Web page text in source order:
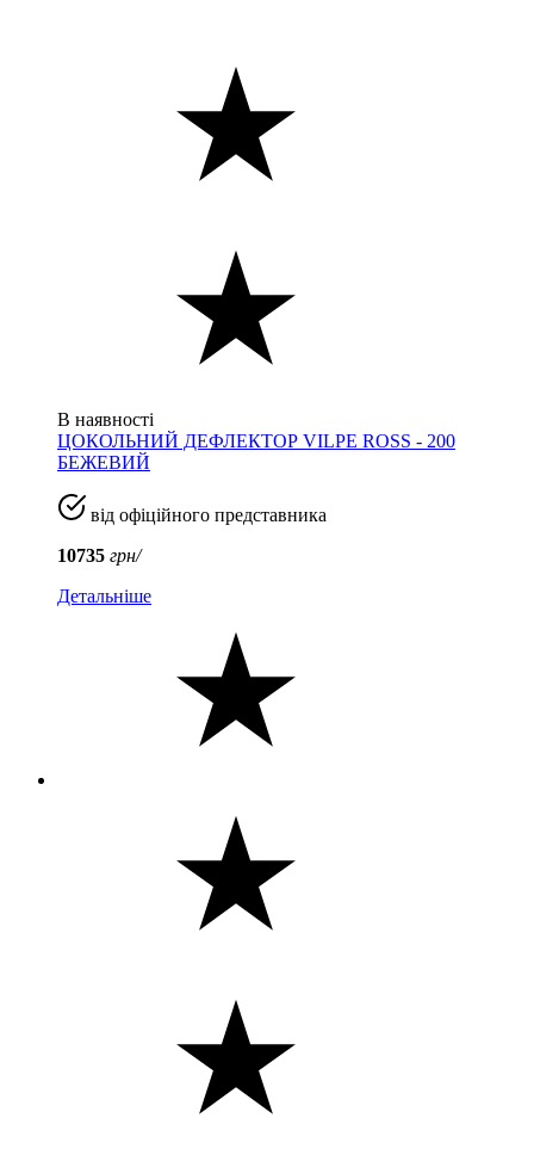
В наявності
ЦОКОЛЬНИЙ ДЕФЛЕКТОР VILPE ROSS - 200
БЕЖЕВИЙ
від офіційного представника
10735 грн/
Детальніше